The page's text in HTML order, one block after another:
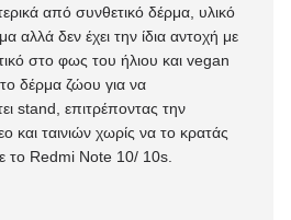
από συνθετικό δέρμα, υλικό
αλλά δεν έχει την ίδια αντοχή με
στο φως του ήλιου και vegan
δέρμα ζώου για να
stand, επιτρέποντας την
και ταινιών χωρίς να το κρατάς
το Redmi Note 10/ 10s.